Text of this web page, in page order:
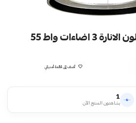
اضاءات واط 55
أضف إلى قائمة أمنياتي
1
يشاهدون المنتج الآن